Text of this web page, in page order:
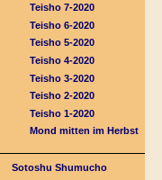
Teisho 7-2020
Teisho 6-2020
Teisho 5-2020
Teisho 4-2020
Teisho 3-2020
Teisho 2-2020
Teisho 1-2020
Mond mitten im Herbst
Sotoshu Shumucho